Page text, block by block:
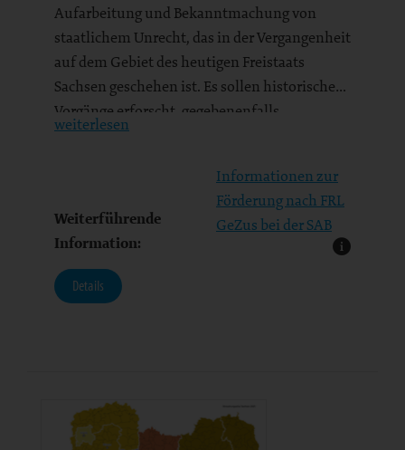
Aufarbeitung und Bekanntmachung von
staatlichem Unrecht, das in der Vergangenheit
auf dem Gebiet des heutigen Freistaats
Sachsen geschehen ist. Es sollen historische
Vorgänge erforscht, gegebenenfalls
Einzelschicksale aufgearbeitet und
weiterlesen
Weiterführende
Information:
Informationen zur
Förderung nach FRL
GeZus bei der SAB
Details